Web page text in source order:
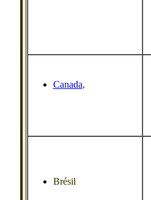
Canada,
Brésil